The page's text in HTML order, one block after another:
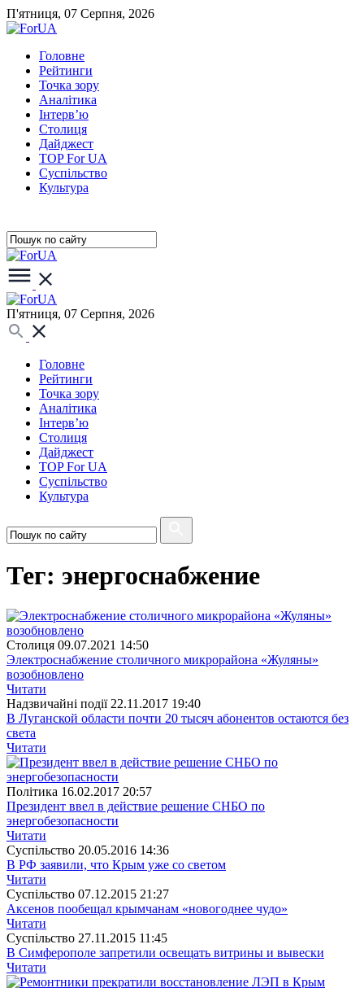
П'ятниця, 07 Серпня, 2026
Головне
Рейтинги
Точка зору
Аналітика
Інтерв’ю
Столиця
Дайджест
TOP For UA
Суспiльство
Культура
П'ятниця, 07 Серпня, 2026
Головне
Рейтинги
Точка зору
Аналітика
Інтерв’ю
Столиця
Дайджест
TOP For UA
Суспiльство
Культура
Тег: энергоснабжение
Столиця 09.07.2021 14:50
Электроснабжение столичного микрорайона «Жуляны»
возобновлено
Читати
Надзвичайні події 22.11.2017 19:40
В Луганской области почти 20 тысяч абонентов остаются без
света
Читати
Полiтика 16.02.2017 20:57
Президент ввел в действие решение СНБО по
энергобезопасности
Читати
Суспiльство 20.05.2016 14:36
В РФ заявили, что Крым уже со светом
Читати
Суспiльство 07.12.2015 21:27
Аксенов пообещал крымчанам «новогоднее чудо»
Читати
Суспiльство 27.11.2015 11:45
В Симферополе запретили освещать витрины и вывески
Читати